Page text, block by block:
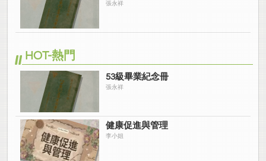
張永祥
HOT-熱門
53級畢業紀念冊
張永祥
健康促進與管理
李小姐